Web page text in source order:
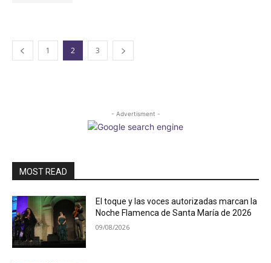
1 2 3
- Advertisment -
MOST READ
El toque y las voces autorizadas marcan la
Noche Flamenca de Santa María de 2026
09/08/2026